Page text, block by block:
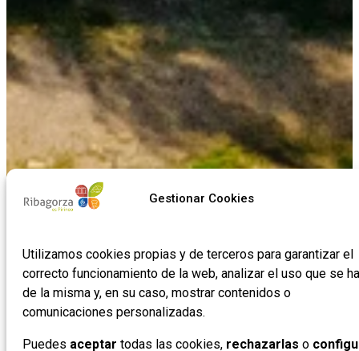
Gestionar Cookies
Utilizamos cookies propias y de terceros para garantizar el
correcto funcionamiento de la web, analizar el uso que se
de la misma y, en su caso, mostrar contenidos o
comunicaciones personalizadas.
Puedes aceptar todas las cookies, rechazarlas o
Naturaleza viva,
Naturaleza viva,
Naturaleza viva,
Naturaleza viva,
Naturaleza viva,
Naturaleza viva,
Naturaleza viva,
Naturaleza viva,
Naturaleza viva,
Naturaleza viva,
Naturaleza viva,
Naturaleza viva,